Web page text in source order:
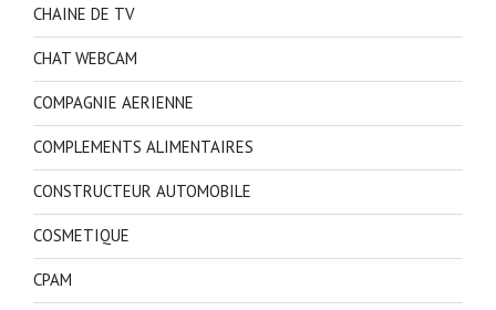
CHAINE DE TV
CHAT WEBCAM
COMPAGNIE AERIENNE
COMPLEMENTS ALIMENTAIRES
CONSTRUCTEUR AUTOMOBILE
COSMETIQUE
CPAM